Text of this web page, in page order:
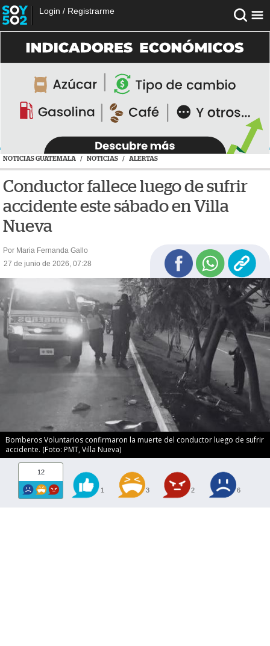
Login / Registrarme
NOTICIAS GUATEMALA / NOTICIAS / ALERTAS
Conductor fallece luego de sufrir
accidente este sábado en Villa
Nueva
Por Maria Fernanda Gallo
27 de junio de 2026, 07:28
Bomberos Voluntarios confirmaron la muerte del conductor luego de sufrir
accidente. (Foto: PMT, Villa Nueva)
12
1 3 2 6